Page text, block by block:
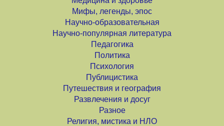
Мифы, легенды, эпос
Научно-образовательная
Научно-популярная литература
Педагогика
Политика
Психология
Публицистика
Путешествия и география
Развлечения и досуг
Разное
Религия, мистика и НЛО